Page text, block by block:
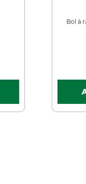
Bol à